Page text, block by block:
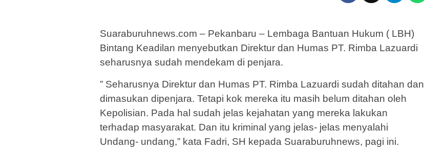
Suaraburuhnews.com – Pekanbaru – Lembaga Bantuan Hukum ( LBH)
Bintang Keadilan menyebutkan Direktur dan Humas PT. Rimba Lazuardi
seharusnya sudah mendekam di penjara.
” Seharusnya Direktur dan Humas PT. Rimba Lazuardi sudah ditahan dan
dimasukan dipenjara. Tetapi kok mereka itu masih belum ditahan oleh
Kepolisian. Pada hal sudah jelas kejahatan yang mereka lakukan
terhadap masyarakat. Dan itu kriminal yang jelas- jelas menyalahi
Undang- undang,” kata Fadri, SH kepada Suaraburuhnews, pagi ini.